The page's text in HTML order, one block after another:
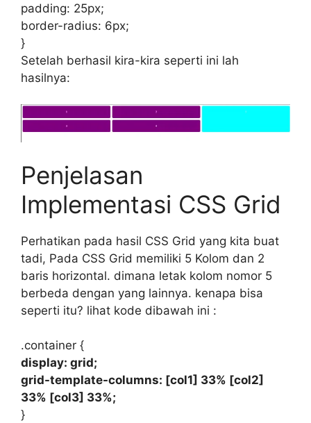
padding: 25px;
border-radius: 6px;
}
Setelah berhasil kira-kira seperti ini lah
hasilnya:
Penjelasan
Implementasi CSS Grid
Perhatikan pada hasil CSS Grid yang kita buat
tadi, Pada CSS Grid memiliki 5 Kolom dan 2
baris horizontal. dimana letak kolom nomor 5
berbeda dengan yang lainnya. kenapa bisa
seperti itu? lihat kode dibawah ini :
.container {
display: grid;
grid-template-columns: [col1] 33% [col2]
33% [col3] 33%;
}